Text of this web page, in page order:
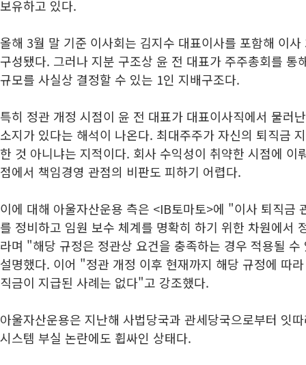
보유하고 있다.
올해 3월 말 기준 이사회는 김지수 대표이사를 포함해 이
구성됐다. 그러나 지분 구조상 윤 전 대표가 주주총회를 통
규모를 사실상 결정할 수 있는 1인 지배구조다.
특히 정관 개정 시점이 윤 전 대표가 대표이사직에서 물러
소지가 있다는 해석이 나온다. 최대주주가 자신의 퇴직금
한 것 아니냐는 지적이다. 회사 수익성이 취약한 시점에 이
점에서 책임경영 관점의 비판도 피하기 어렵다.
이에 대해 아울자산운용 측은 <IB토마토>에 "이사 퇴직금
를 정비하고 임원 보수 체계를 명확히 하기 위한 차원에서
라며 "해당 규정은 정관상 요건을 충족하는 경우 적용될
설명했다. 이어 "정관 개정 이후 현재까지 해당 규정에 따
직금이 지급된 사례는 없다"고 강조했다.
아울자산운용은 지난해 사법당국과 관세당국으로부터 잇
시스템 부실 논란에도 휩싸인 상태다.